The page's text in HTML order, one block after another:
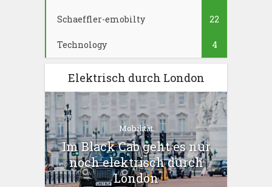
Schaeffler-emobilty 22
Technology 4
Elektrisch durch London
Mobilität
Im Black Cab geht es nur
noch elektrisch durch
London